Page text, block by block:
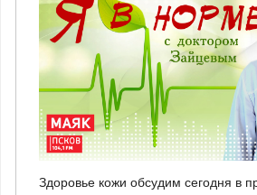
Здоровье кожи обсудим сегодня в